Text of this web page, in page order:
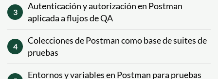
3
Autenticación y autorización en Postman
aplicada a flujos de QA
4
Colecciones de Postman como base de suites de
pruebas
Entornos y variables en Postman para pruebas